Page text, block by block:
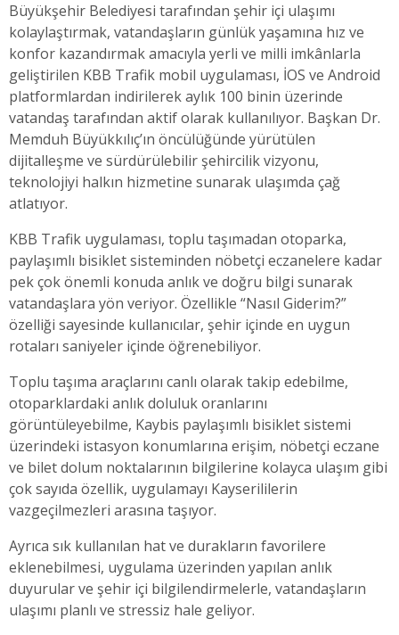
Büyükşehir Belediyesi tarafından şehir içi ulaşımı
kolaylaştırmak, vatandaşların günlük yaşamına hız ve
konfor kazandırmak amacıyla yerli ve milli imkânlarla
geliştirilen KBB Trafik mobil uygulaması, İOS ve Android
platformlardan indirilerek aylık 100 binin üzerinde
vatandaş tarafından aktif olarak kullanılıyor. Başkan Dr.
Memduh Büyükkılıç’ın öncülüğünde yürütülen
dijitalleşme ve sürdürülebilir şehircilik vizyonu,
teknolojiyi halkın hizmetine sunarak ulaşımda çağ
atlatıyor.
KBB Trafik uygulaması, toplu taşımadan otoparka,
paylaşımlı bisiklet sisteminden nöbetçi eczanelere kadar
pek çok önemli konuda anlık ve doğru bilgi sunarak
vatandaşlara yön veriyor. Özellikle “Nasıl Giderim?”
özelliği sayesinde kullanıcılar, şehir içinde en uygun
rotaları saniyeler içinde öğrenebiliyor.
Toplu taşıma araçlarını canlı olarak takip edebilme,
otoparklardaki anlık doluluk oranlarını
görüntüleyebilme, Kaybis paylaşımlı bisiklet sistemi
üzerindeki istasyon konumlarına erişim, nöbetçi eczane
ve bilet dolum noktalarının bilgilerine kolayca ulaşım gibi
çok sayıda özellik, uygulamayı Kayserililerin
vazgeçilmezleri arasına taşıyor.
Ayrıca sık kullanılan hat ve durakların favorilere
eklenebilmesi, uygulama üzerinden yapılan anlık
duyurular ve şehir içi bilgilendirmelerle, vatandaşların
ulaşımı planlı ve stressiz hale geliyor.